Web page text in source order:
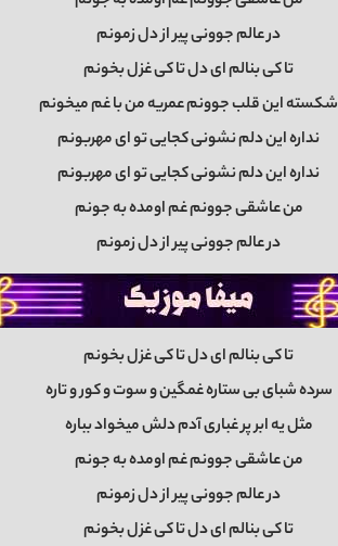
در عالم جوونی پیر از دل زمونم
تا کی بنالم ای دل تا کی غزل بخونم
شکسته این قلب جوونم عمریه من با غم میخونم
نداره این دلم نشونی کجایی تو ای مهربونم
نداره این دلم نشونی کجایی تو ای مهربونم
من عاشقی جوونم غم اومده به جونم
در عالم جوونی پیر از دل زمونم
تا کی بنالم ای دل تا کی غزل بخونم
سرده شبای بی ستاره غمگین و سوت و کور و تاره
مثل یه ابر پر غباری آدم دلش میخواد بباره
من عاشقی جوونم غم اومده به جونم
در عالم جوونی پیر از دل زمونم
تا کی بنالم ای دل تا کی غزل بخونم